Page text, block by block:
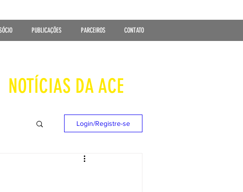
PUBLICAÇÕES PARCEIROS CONTATO
NOTÍCIAS DA ACE
Login/Registre-se